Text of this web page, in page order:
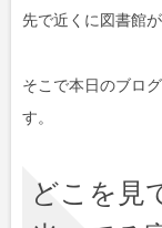
先で近くに図書館
そこで本日のブロ
す。
どこを見